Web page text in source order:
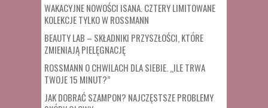
WAKACYJNE NOWOŚCI ISANA. CZTERY LIMITOWANE
KOLEKCJE TYLKO W ROSSMANN
BEAUTY LAB – SKŁADNIKI PRZYSZŁOŚCI, KTÓRE
ZMIENIAJĄ PIELĘGNACJĘ
ROSSMANN O CHWILACH DLA SIEBIE. „ILE TRWA
TWOJE 15 MINUT?”
JAK DOBRAĆ SZAMPON? NAJCZĘSTSZE PROBLEMY